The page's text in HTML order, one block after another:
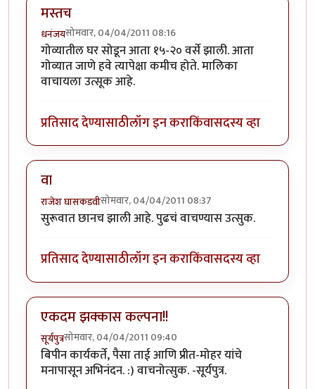
मस्तच
धनंजयसोमवार, 04/04/2011 08:16
गोव्यातील घर सोडून आता १५-२० वर्से झाली. आता
गोव्यात जाणे हवे त्यापेक्षा कमीच होते. मालिका
वाचायला उत्सूक आहे.
प्रतिसाद देण्यासाठीलॉग इन कराकिंवासदस्य व्हा
वा
राजेश घासकडवीसोमवार, 04/04/2011 08:37
सुरूवात छानच झाली आहे. पुढचं वाचण्यास उत्सुक.
प्रतिसाद देण्यासाठीलॉग इन कराकिंवासदस्य व्हा
एकदम झक्कास कल्पना!!
सूर्यपुत्रसोमवार, 04/04/2011 09:40
बिपीन कार्यकर्ते, पैसा ताई आणि प्रीत-मोहर यांचे
मनापासून अभिनंदन. :) वाचनोत्सुक. -सूर्यपुत्र.